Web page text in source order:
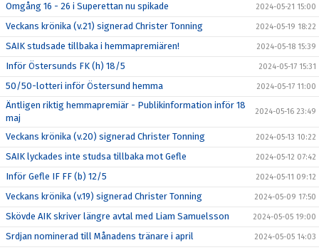
Omgång 16 - 26 i Superettan nu spikade 2024-05-21 15:00
Veckans krönika (v.21) signerad Christer Tonning 2024-05-19 18:22
SAIK studsade tillbaka i hemmapremiären! 2024-05-18 15:39
Inför Östersunds FK (h) 18/5 2024-05-17 15:31
50/50-lotteri inför Östersund hemma 2024-05-17 11:00
Äntligen riktig hemmapremiär - Publikinformation inför 18
maj
2024-05-16 23:49
Veckans krönika (v.20) signerad Christer Tonning 2024-05-13 10:22
SAIK lyckades inte studsa tillbaka mot Gefle 2024-05-12 07:42
Inför Gefle IF FF (b) 12/5 2024-05-11 09:12
Veckans krönika (v.19) signerad Christer Tonning 2024-05-09 17:50
Skövde AIK skriver längre avtal med Liam Samuelsson 2024-05-05 19:00
Srdjan nominerad till Månadens tränare i april 2024-05-05 14:03